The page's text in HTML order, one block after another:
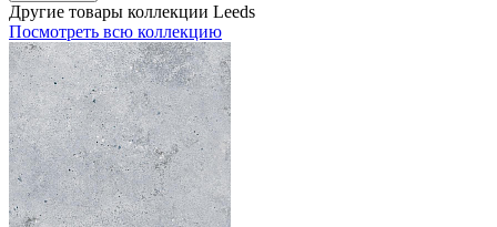
Другие товары коллекции Leeds
Посмотреть всю коллекцию